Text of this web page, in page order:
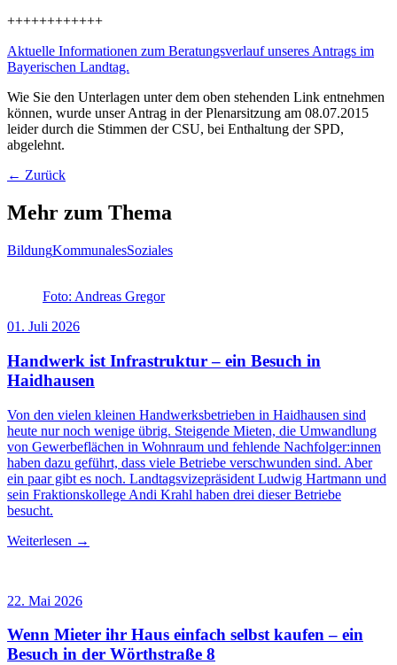
++++++++++++
Aktuelle Informationen zum Beratungsverlauf unseres Antrags im
Bayerischen Landtag.
Wie Sie den Unterlagen unter dem oben stehenden Link entnehmen
können, wurde unser Antrag in der Plenarsitzung am 08.07.2015
leider durch die Stimmen der CSU, bei Enthaltung der SPD,
abgelehnt.
← Zurück
Mehr zum Thema
BildungKommunalesSoziales
Foto: Andreas Gregor
01. Juli 2026
Handwerk ist Infrastruktur – ein Besuch in
Haidhausen
Von den vielen kleinen Handwerksbetrieben in Haidhausen sind
heute nur noch wenige übrig. Steigende Mieten, die Umwandlung
von Gewerbeflächen in Wohnraum und fehlende Nachfolger:innen
haben dazu geführt, dass viele Betriebe verschwunden sind. Aber
ein paar gibt es noch. Landtagsvizepräsident Ludwig Hartmann und
sein Fraktionskollege Andi Krahl haben drei dieser Betriebe
besucht.
Weiterlesen →
22. Mai 2026
Wenn Mieter ihr Haus einfach selbst kaufen – ein
Besuch in der Wörthstraße 8